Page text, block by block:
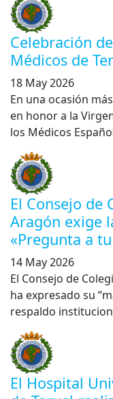
Celebración
Médicos de
18 May 2026
En una ocasión
en honor a la
los Médicos
El Consejo de
Aragón exige
«Pregunta a
14 May 2026
El Consejo de
ha expresado su
respaldo
El Hospital